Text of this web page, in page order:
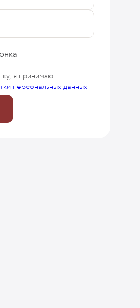
я принимаю
персональных данных